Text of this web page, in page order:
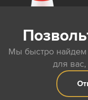
Мы быстро
для